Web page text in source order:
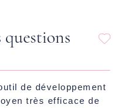
de développement
très efficace de